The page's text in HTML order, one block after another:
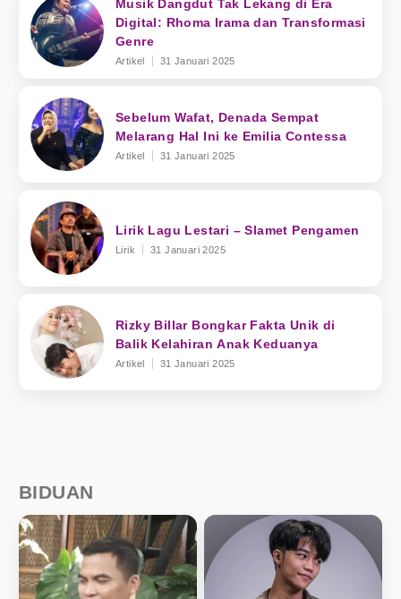
Musik Dangdut Tak Lekang di Era
Digital: Rhoma Irama dan Transformasi
Genre
Artikel 31 Januari 2025
Sebelum Wafat, Denada Sempat
Melarang Hal Ini ke Emilia Contessa
Artikel 31 Januari 2025
Lirik Lagu Lestari – Slamet Pengamen
Lirik 31 Januari 2025
Rizky Billar Bongkar Fakta Unik di
Balik Kelahiran Anak Keduanya
Artikel 31 Januari 2025
BIDUAN